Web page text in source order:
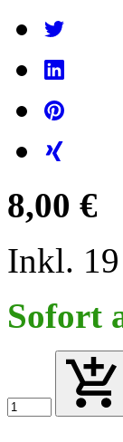
8,00 €
Inkl.
Sofort